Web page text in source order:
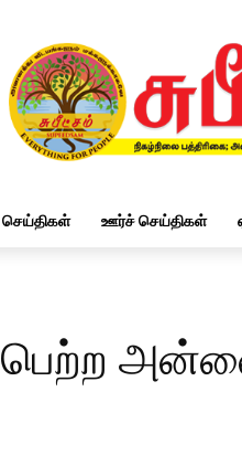
செய்திகள் ஊர்ச் செய்திகள்